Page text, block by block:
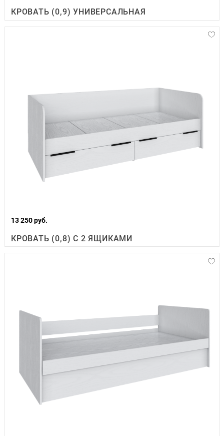
КРОВАТЬ (0,9) УНИВЕРСАЛЬНАЯ
13 250 руб.
КРОВАТЬ (0,8) С 2 ЯЩИКАМИ